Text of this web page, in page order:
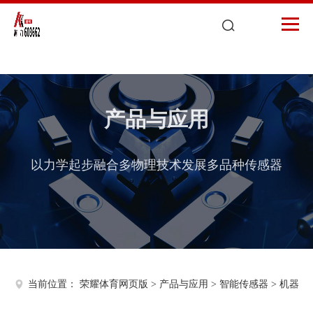
荣耀体育网页版
产品与应用
以力学起步融合多物理技术发展多品种传感器
当前位置： 荣耀体育网页版 > 产品与应用 > 智能传感器 > 机器